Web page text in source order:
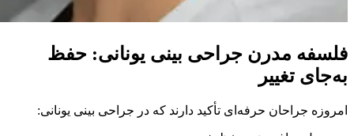
فلسفه مدرن جراحی بینی یونانی: حفظ
به‌جای تغییر
امروزه جراحان حرفه‌ای تأکید دارند که در جراحی بینی یونانی: